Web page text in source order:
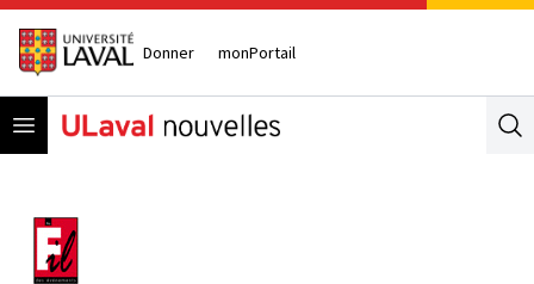
Donner monPortail
Open menu